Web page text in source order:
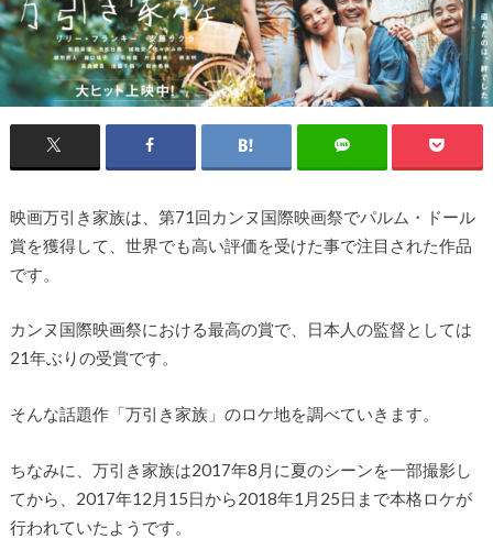
映画万引き家族は、第71回カンヌ国際映画祭でパルム・ドール
賞を獲得して、世界でも高い評価を受けた事で注目された作品
です。
カンヌ国際映画祭における最高の賞で、日本人の監督としては
21年ぶりの受賞です。
そんな話題作「万引き家族」のロケ地を調べていきます。
ちなみに、万引き家族は2017年8月に夏のシーンを一部撮影し
てから、2017年12月15日から2018年1月25日まで本格ロケが
行われていたようです。